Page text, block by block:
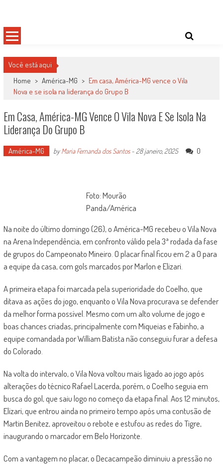
content
Você está aqui
Home > América-MG > Em casa, América-MG vence o Vila
Nova e se isola na liderança do Grupo B
Em Casa, América-MG Vence O Vila Nova E Se Isola Na
Liderança Do Grupo B
América-MG byMaria Fernanda dos Santos- 28 janeiro, 2025 0
Foto: Mourão
Panda/América
Na noite do último domingo (26), o América-MG recebeu o Vila Nova
na Arena Independência, em confronto válido pela 3ª rodada da fase
de grupos do Campeonato Mineiro. O placar final ficou em 2 a 0 para
a equipe da casa, com gols marcados por Marlon e Elizari.
A primeira etapa foi marcada pela superioridade do Coelho, que
ditava as ações do jogo, enquanto o Vila Nova procurava se defender
da melhor forma possível. Mesmo com um alto volume de jogo e
boas chances criadas, principalmente com Miqueias e Fabinho, a
equipe comandada por William Batista não conseguiu furar a defesa
do Colorado.
Na volta do intervalo, o Vila Nova voltou mais ligado ao jogo após
alterações do técnico Rafael Lacerda, porém, o Coelho seguia em
busca do gol, que saiu logo no começo da etapa final. Aos 12 minutos,
Elizari, que entrou ainda no primeiro tempo após uma contusão de
Martin Benitez, aproveitou o rebote e estufou as redes do Tigre,
inaugurando o marcador em Belo Horizonte.
Com a vantagem no placar, o Decacampeão diminuiu a pressão no